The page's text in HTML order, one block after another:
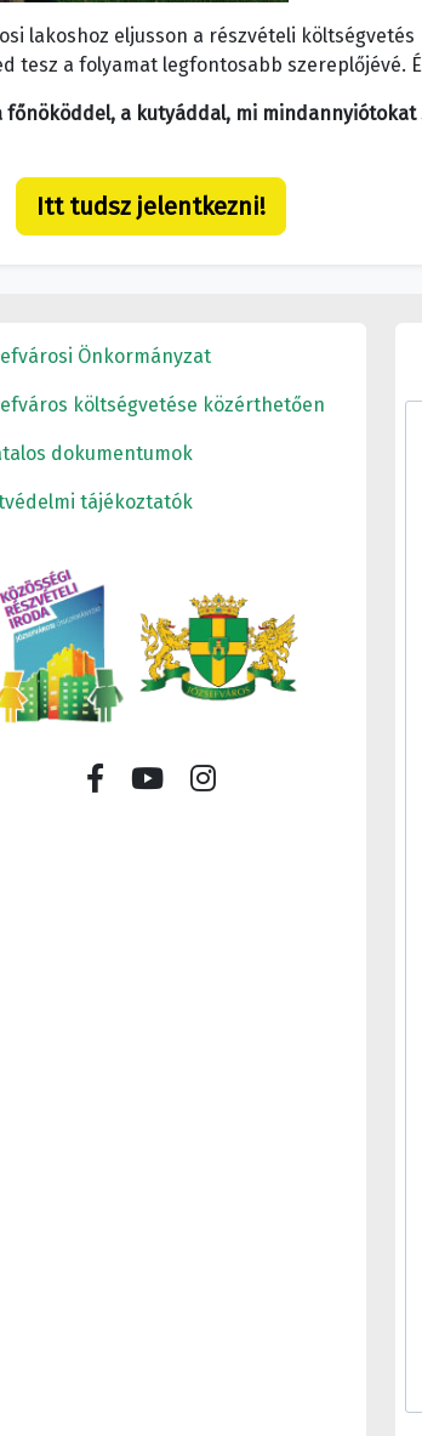
lakoshoz eljusson a részvételi
tesz a folyamat legfontosabb szereplőjévé.
főnököddel, a kutyáddal, mi
Itt tudsz jelentkezni!
Önkormányzat
költségvetése közérthetően
dokumentumok
tájékoztatók